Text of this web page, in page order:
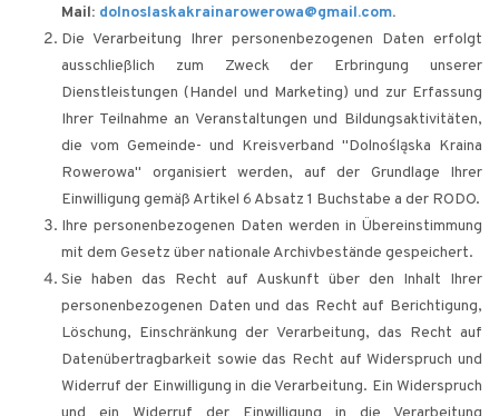
Mail: dolnoslaskakrainarowerowa@gmail.com.
Die Verarbeitung Ihrer personenbezogenen Daten erfolgt
ausschließlich zum Zweck der Erbringung unserer
Dienstleistungen (Handel und Marketing) und zur Erfassung
Ihrer Teilnahme an Veranstaltungen und Bildungsaktivitäten,
die vom Gemeinde- und Kreisverband "Dolnośląska Kraina
Rowerowa" organisiert werden, auf der Grundlage Ihrer
Einwilligung gemäß Artikel 6 Absatz 1 Buchstabe a der RODO.
Ihre personenbezogenen Daten werden in Übereinstimmung
mit dem Gesetz über nationale Archivbestände gespeichert.
Sie haben das Recht auf Auskunft über den Inhalt Ihrer
personenbezogenen Daten und das Recht auf Berichtigung,
Löschung, Einschränkung der Verarbeitung, das Recht auf
Datenübertragbarkeit sowie das Recht auf Widerspruch und
Widerruf der Einwilligung in die Verarbeitung. Ein Widerspruch